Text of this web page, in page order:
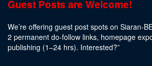
Guest Posts are Welcome!
We’re offering guest post spots on Siaran-
2 permanent do-follow links, homepage
publishing (1–24 hrs). Interested?”